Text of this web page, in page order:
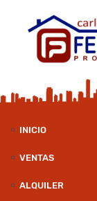
INICIO
VENTAS
ALQUILER